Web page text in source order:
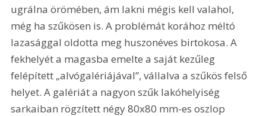
ugrálna örömében, ám lakni mégis kell valahol,
még ha szűkösen is. A problémát korához méltó
lazasággal oldotta meg huszonéves birtokosa. A
fekhelyét a magasba emelte a saját kezűleg
felépített „alvógalériájával”, vállalva a szűkös felső
helyet. A galériát a nagyon szűk lakóhelyiség
sarkaiban rögzített négy 80x80 mm-es oszlop